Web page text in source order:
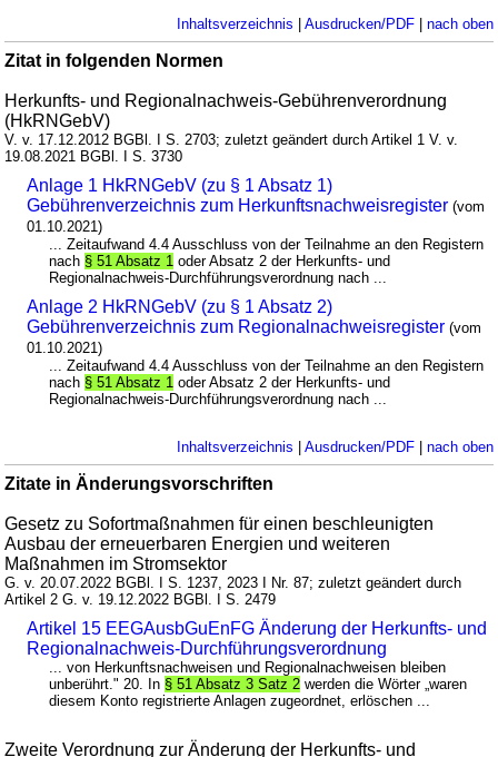
Inhaltsverzeichnis | Ausdrucken/PDF| nach oben
Zitat in folgenden Normen
Herkunfts- und Regionalnachweis-Gebührenverordnung
(HkRNGebV)
V. v. 17.12.2012 BGBl. I S. 2703; zuletzt geändert durch Artikel 1 V. v.
19.08.2021 BGBl. I S. 3730
Anlage 1 HkRNGebV (zu § 1 Absatz 1)
Gebührenverzeichnis zum Herkunftsnachweisregister (vom
01.10.2021)
... Zeitaufwand 4.4 Ausschluss von der Teilnahme an den Registern
nach § 51 Absatz 1 oder Absatz 2 der Herkunfts- und
Regionalnachweis-Durchführungsverordnung nach ...
Anlage 2 HkRNGebV (zu § 1 Absatz 2)
Gebührenverzeichnis zum Regionalnachweisregister (vom
01.10.2021)
... Zeitaufwand 4.4 Ausschluss von der Teilnahme an den Registern
nach § 51 Absatz 1 oder Absatz 2 der Herkunfts- und
Regionalnachweis-Durchführungsverordnung nach ...
Inhaltsverzeichnis | Ausdrucken/PDF| nach oben
Zitate in Änderungsvorschriften
Gesetz zu Sofortmaßnahmen für einen beschleunigten
Ausbau der erneuerbaren Energien und weiteren
Maßnahmen im Stromsektor
G. v. 20.07.2022 BGBl. I S. 1237, 2023 I Nr. 87; zuletzt geändert durch
Artikel 2 G. v. 19.12.2022 BGBl. I S. 2479
Artikel 15 EEGAusbGuEnFG Änderung der Herkunfts- und
Regionalnachweis-Durchführungsverordnung
... von Herkunftsnachweisen und Regionalnachweisen bleiben
unberührt." 20. In § 51 Absatz 3 Satz 2 werden die Wörter „waren
diesem Konto registrierte Anlagen zugeordnet, erlöschen ...
Zweite Verordnung zur Änderung der Herkunfts- und